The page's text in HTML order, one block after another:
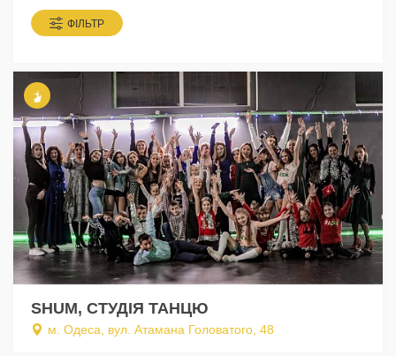
ФІЛЬТР
SHUM, СТУДІЯ ТАНЦЮ
м. Одеса, вул. Атамана Головатого, 48